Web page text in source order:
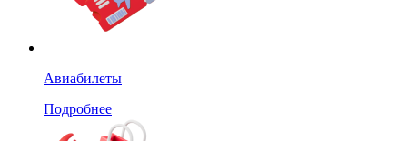
Авиабилеты
Подробнее